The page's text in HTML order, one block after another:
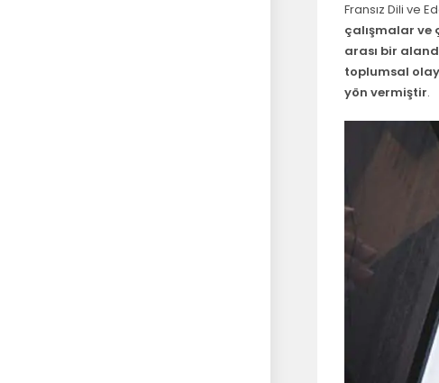
Fransız Dili ve
çalışmalar ve
arası bir
toplumsal
yön vermiştir.